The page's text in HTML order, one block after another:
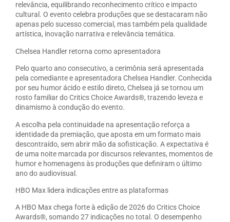
relevância, equilibrando reconhecimento crítico e impacto
cultural. O evento celebra produções que se destacaram não
apenas pelo sucesso comercial, mas também pela qualidade
artística, inovação narrativa e relevância temática.
Chelsea Handler retorna como apresentadora
Pelo quarto ano consecutivo, a cerimônia será apresentada
pela comediante e apresentadora Chelsea Handler. Conhecida
por seu humor ácido e estilo direto, Chelsea já se tornou um
rosto familiar do Critics Choice Awards®, trazendo leveza e
dinamismo à condução do evento.
A escolha pela continuidade na apresentação reforça a
identidade da premiação, que aposta em um formato mais
descontraído, sem abrir mão da sofisticação. A expectativa é
de uma noite marcada por discursos relevantes, momentos de
humor e homenagens às produções que definiram o último
ano do audiovisual.
HBO Max lidera indicações entre as plataformas
A HBO Max chega forte à edição de 2026 do Critics Choice
Awards®, somando 27 indicações no total. O desempenho